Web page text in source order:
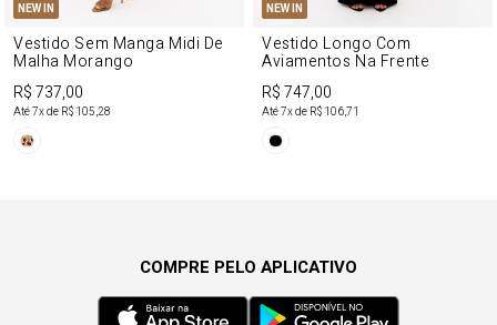
NEW IN
Vestido Sem Manga Midi De
Malha Morango
R$ 737,00
Até7x de R$ 105,28
NEW IN
Vestido Longo Com
Aviamentos Na Frente
R$ 747,00
Até7x de R$ 106,71
COMPRE PELO APLICATIVO